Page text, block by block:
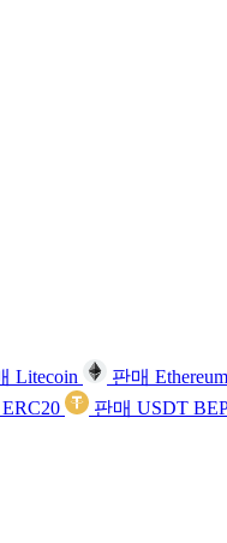
Litecoin 판매 Ethereum
판매 USDT